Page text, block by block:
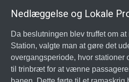
Nedlæggelse og Lokale
Da beslutningen blev truffet om
Station, valgte man at gøre det
overgangsperiode, hvor stationer
til trinbræt for at vænne